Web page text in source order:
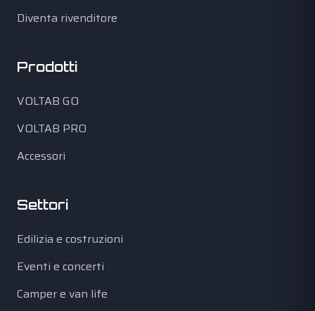
Diventa rivenditore
Prodotti
VOLTAB GO
VOLTAB PRO
Accessori
Settori
Edilizia e costruzioni
Eventi e concerti
Camper e van life